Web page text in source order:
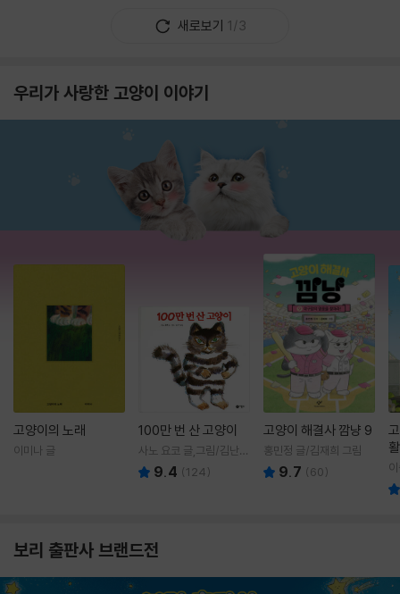
새로보기 1/3
우리가 사랑한 고양이 이야기
고양이의 노래
이미나 글
100만 번 산 고양이
사노 요코 글,그림/김난주
역 9.4 (124)
고양이 해결사 깜냥 9
홍민정 글/김재희 그림
9.7 (60)
보리 출판사 브랜드전